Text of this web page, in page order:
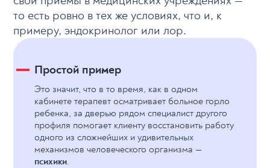
то есть ровно в тех же условиях, что и, к
примеру, эндокринолог или лор.
Простой пример
Это значит, что в то время, как в одном
кабинете терапевт осматривает больное горло
ребенка, за дверью рядом специалист другого
профиля помогает клиенту восстановить работу
одного из сложнейших и удивительных
механизмов человеческого организма —
психики.